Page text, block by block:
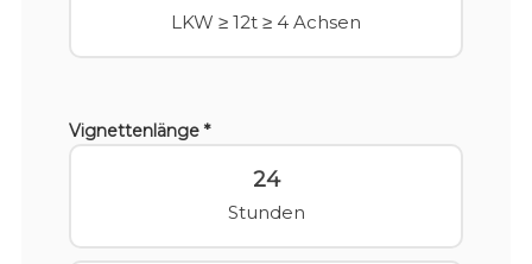
LKW ≥ 12t ≥ 4 Achsen
Vignettenlänge *
24
Stunden